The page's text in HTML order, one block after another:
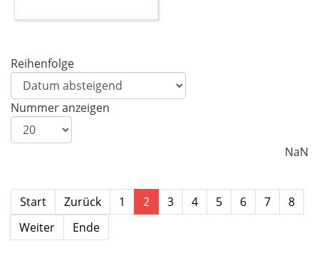
Reihenfolge
Nummer anzeigen
NaN
Start Zurück 1 2 3 4 5 6 7
8
Weiter
Ende